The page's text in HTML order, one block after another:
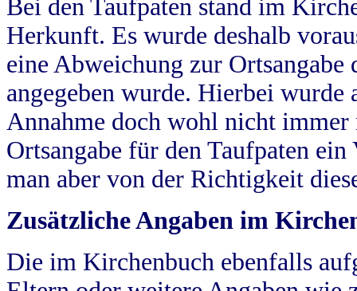
Bei den Taufpaten stand im
Herkunft. Es wurde deshalb
eine Abweichung zur
angegeben wurde. Hierbei wurde
Annahme doch wohl nicht
Ortsangabe für den Taufpaten
man aber von der Richtigkeit
Zusätzliche Angaben im
Die im Kirchenbuch ebenfalls